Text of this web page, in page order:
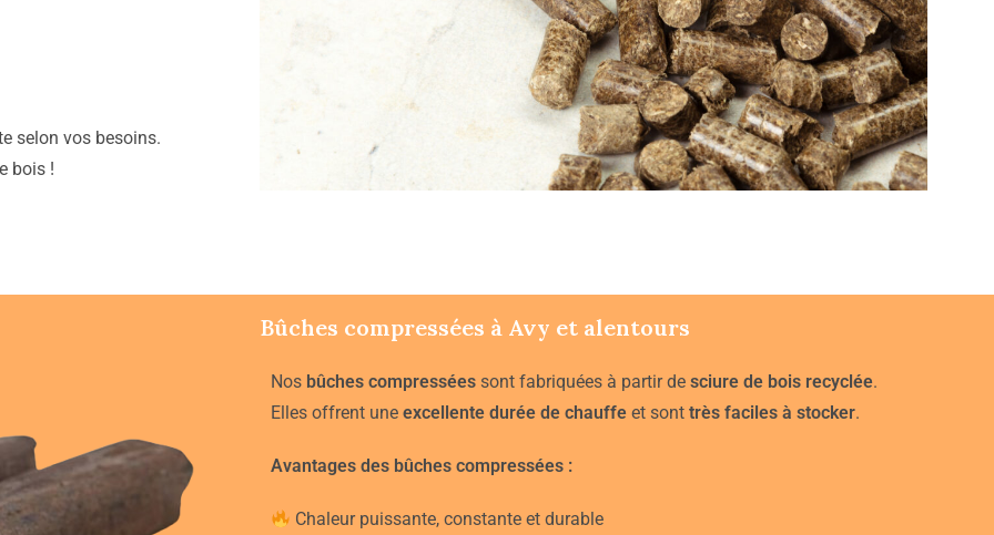
selon vos besoins.
bois !
Bûches compressées à Avy et alentours
Nos bûches compressées sont fabriquées à partir de sciure de bois recyclée.
Elles offrent une excellente durée de chauffe et sont très faciles à stocker.
Avantages des bûches compressées :
Chaleur puissante, constante et durable